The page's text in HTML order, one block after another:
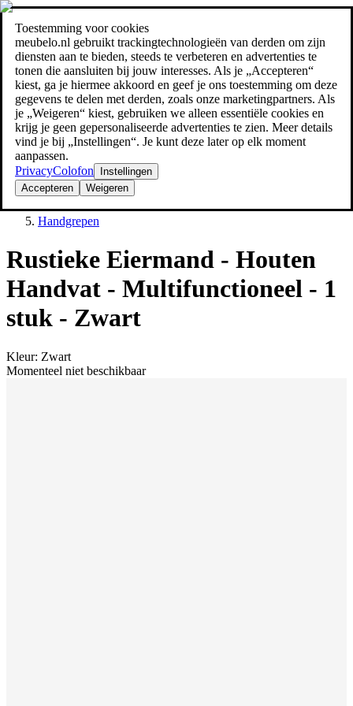
Toestemming voor cookies
meubelo.nl gebruikt trackingtechnologieën van derden om zijn
diensten aan te bieden, steeds te verbeteren en advertenties te
tonen die aansluiten bij jouw interesses. Als je „Accepteren“
kiest, ga je hiermee akkoord en geef je ons toestemming om deze
gegevens te delen met derden, zoals onze marketingpartners. Als
je „Weigeren“ kiest, gebruiken we alleen essentiële cookies en
krijg je geen gepersonaliseerde advertenties te zien. Meer details
vind je bij „Instellingen“. Je kunt deze later op elk moment
aanpassen.
PrivacyColofon
Instellingen
Accepteren
Weigeren
Zoeken
meubel jezelf de beste prijs!meubel jezelf de beste prijs!
Badkameraccessoires
Handgrepen
Rustieke Eiermand - Houten
Handvat - Multifunctioneel - 1
stuk - Zwart
Kleur: Zwart
Momenteel niet beschikbaar